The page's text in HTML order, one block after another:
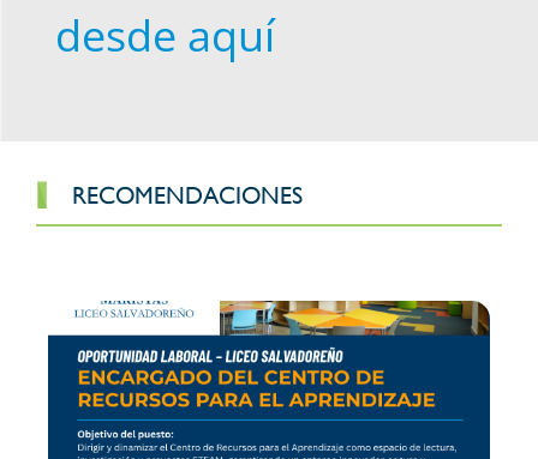
desde aquí
RECOMENDACIONES